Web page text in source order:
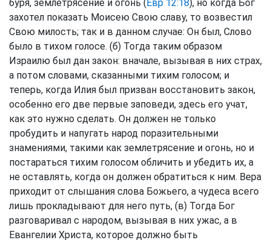
буря, землетрясение и огонь (Евр 12:18), но когда Бог
захотел показать Моисею Свою славу, то возвестил
Свою милость; так и в данном случае: Он был, Слово
было в тихом голосе. (б) Тогда таким образом
Израилю был дан закон: вначале, вызывая в них страх,
а потом словами, сказанными тихим голосом; и
теперь, когда Илия был призван восстановить закон,
особенно его две первые заповеди, здесь его учат,
как это нужно сделать. Он должен не только
пробудить и напугать народ поразительными
знамениями, такими как землетрясение и огонь, но и
постараться тихим голосом обличить и убедить их, а
не оставлять, когда он должен обратиться к ним. Вера
приходит от слышания слова Божьего, а чудеса всего
лишь прокладывают для него путь, (в) Тогда Бог
разговаривал с народом, вызывая в них ужас, а в
Евангелии Христа, которое должно быть